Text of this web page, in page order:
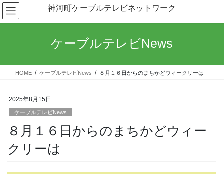
コ
ン
テ
ス
ナ
ビ
ゲ
ン
神河町ケーブルテレビネットワーク
ケーブルテレビNews
HOME ケーブルテレビNews ８月１６日からのまちかどウィークリーは
2025年8月15日
ケーブルテレビNews
８月１６日からのまちかどウィー
クリーは